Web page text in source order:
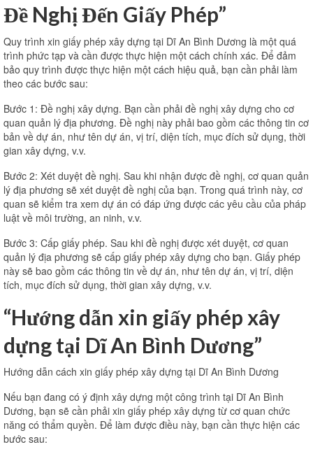
Đề Nghị Đến Giấy Phép”
Quy trình xin giấy phép xây dựng tại Dĩ An Bình Dương là một quá
trình phức tạp và cần được thực hiện một cách chính xác. Để đảm
bảo quy trình được thực hiện một cách hiệu quả, bạn cần phải làm
theo các bước sau:
Bước 1: Đề nghị xây dựng. Bạn cần phải đề nghị xây dựng cho cơ
quan quản lý địa phương. Đề nghị này phải bao gồm các thông tin cơ
bản về dự án, như tên dự án, vị trí, diện tích, mục đích sử dụng, thời
gian xây dựng, v.v.
Bước 2: Xét duyệt đề nghị. Sau khi nhận được đề nghị, cơ quan quản
lý địa phương sẽ xét duyệt đề nghị của bạn. Trong quá trình này, cơ
quan sẽ kiểm tra xem dự án có đáp ứng được các yêu cầu của pháp
luật về môi trường, an ninh, v.v.
Bước 3: Cấp giấy phép. Sau khi đề nghị được xét duyệt, cơ quan
quản lý địa phương sẽ cấp giấy phép xây dựng cho bạn. Giấy phép
này sẽ bao gồm các thông tin về dự án, như tên dự án, vị trí, diện
tích, mục đích sử dụng, thời gian xây dựng, v.v.
“Hướng dẫn xin giấy phép xây
dựng tại Dĩ An Bình Dương”
Hướng dẫn cách xin giấy phép xây dựng tại Dĩ An Bình Dương
Nếu bạn đang có ý định xây dựng một công trình tại Dĩ An Bình
Dương, bạn sẽ cần phải xin giấy phép xây dựng từ cơ quan chức
năng có thẩm quyền. Để làm được điều này, bạn cần thực hiện các
bước sau: